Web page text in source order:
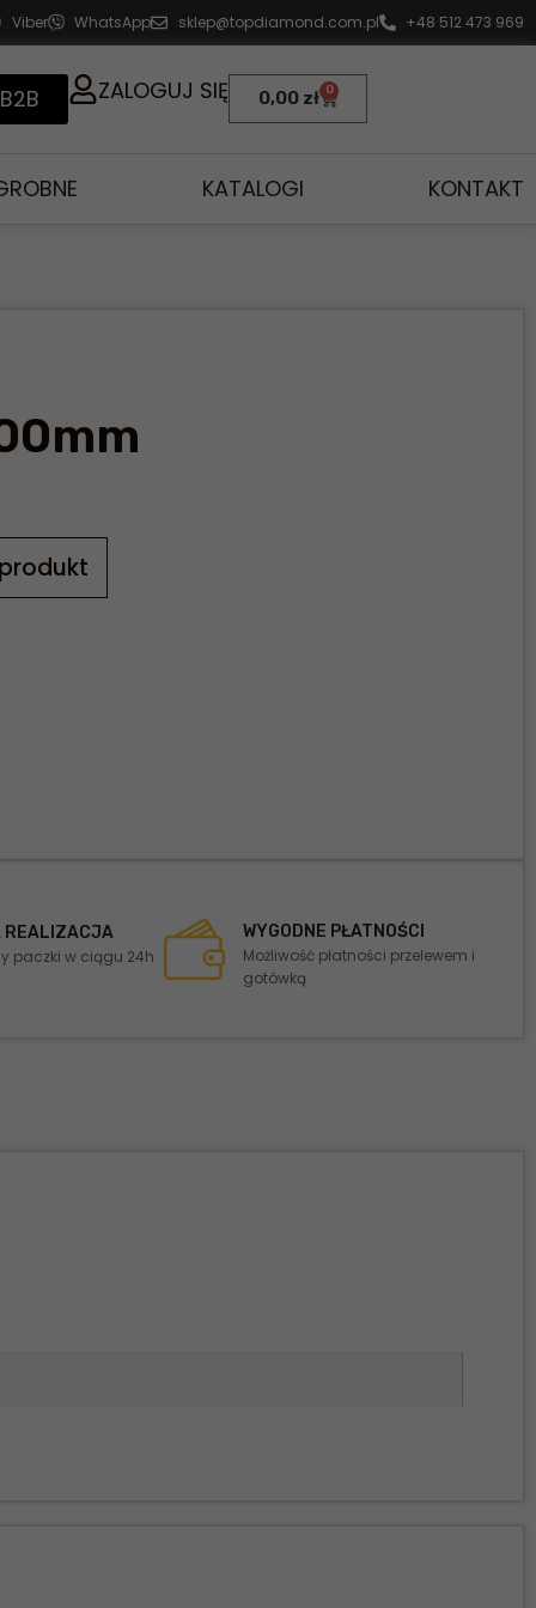
Viber WhatsApp sklep@topdiamond.com.pl +48 512 473 969
ZALOGUJ SIĘ 0,00 zł 0
KATALOGI KONTAKT
REALIZACJA
paczki w ciągu 24h
WYGODNE PŁATNOŚCI
Możliwość płatności przelewem i
gotówką